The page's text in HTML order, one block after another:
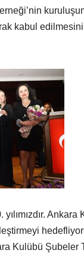
kabul
yılımızdır.
Kulübü